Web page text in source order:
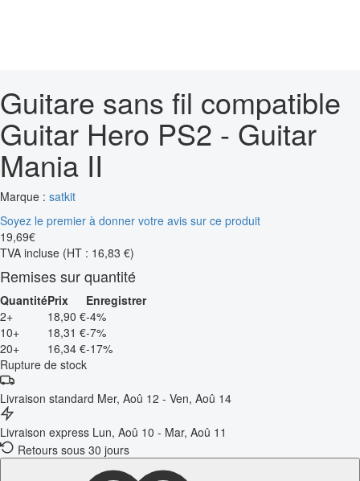
Guitare sans fil compatible
Guitar Hero PS2 - Guitar
Mania II
Marque : satkit
Soyez le premier à donner votre avis sur ce produit
19,69€
TVA incluse (HT : 16,83 €)
Remises sur quantité
QuantitéPrix
Enregistrer
2+
18,90 €-4%
10+
18,31 €-7%
20+
16,34 €-17%
Rupture de stock
Livraison standard Mer, Aoû 12 - Ven, Aoû 14
Livraison express Lun, Aoû 10 - Mar, Aoû 11
Retours sous 30 jours